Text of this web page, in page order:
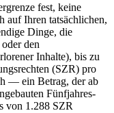
fest, keine
auf Ihren tatsächlichen,
Dinge, die
den
Inhalte), bis zu
(SZR) pro
— ein Betrag, der ab
Fünfjahres-
von 1.288 SZR